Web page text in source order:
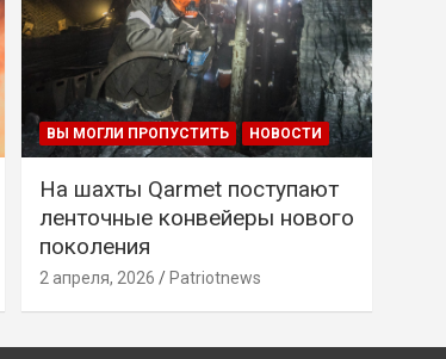
ВЫ МОГЛИ ПРОПУСТИТЬ НОВОСТИ
На шахты Qarmet поступают
ленточные конвейеры нового
поколения
2 апреля, 2026 Patriotnews